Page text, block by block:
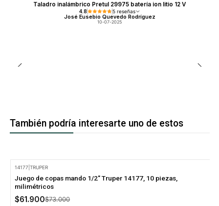
Taladro inalámbrico Pretul 29975 batería ion litio 12 V
4.8 5 reseñas
José Eusebio Quevedo Rodríguez
10-07-2025
También podría interesarte uno de estos
14177 |TRUPER
Juego de copas mando 1/2" Truper 14177, 10 piezas,
milimétricos
$61.900$73.000